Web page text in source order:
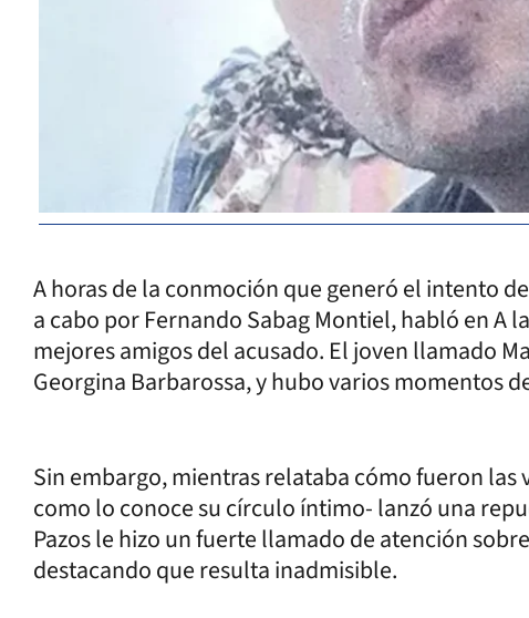
A horas de la conmoción que generó el intento
a cabo por Fernando Sabag Montiel, habló en A
mejores amigos del acusado. El joven llamado
Georgina Barbarossa, y hubo varios momentos
Sin embargo, mientras relataba cómo fueron las
como lo conoce su círculo íntimo- lanzó una
Pazos le hizo un fuerte llamado de atención
destacando que resulta inadmisible.